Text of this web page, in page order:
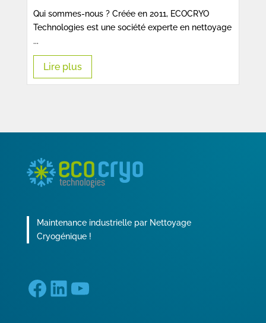
Qui sommes-nous ? Créée en 2011, ECOCRYO
Technologies est une société experte en nettoyage
...
Lire plus
Maintenance industrielle par Nettoyage
Cryogénique !
Facebook
LinkedIn
YouTube